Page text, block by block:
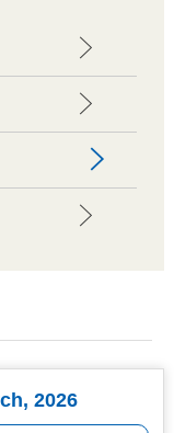
员
员
告




2026